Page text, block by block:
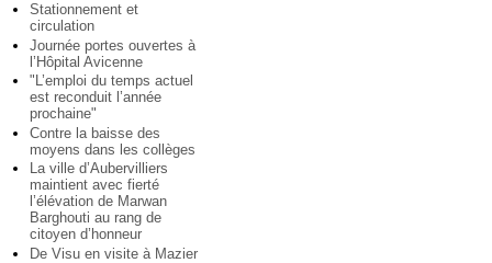
Stationnement et
circulation
Journée portes ouvertes à
l’Hôpital Avicenne
"L’emploi du temps actuel
est reconduit l’année
prochaine"
Contre la baisse des
moyens dans les collèges
La ville d’Aubervilliers
maintient avec fierté
l’élévation de Marwan
Barghouti au rang de
citoyen d’honneur
De Visu en visite à Mazier